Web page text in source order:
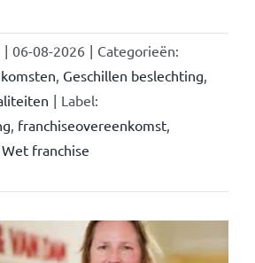
| 06-08-2026 | Categorieën:
Geschillen beslechting
| Label:
franchiseovereenkomst,
Wet franchise